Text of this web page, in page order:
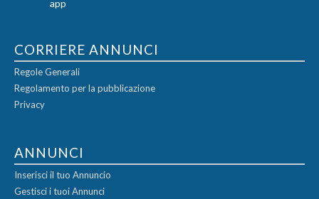
CORRIERE ANNUNCI
Regole Generali
Regolamento per la pubblicazione
Privacy
ANNUNCI
Inserisci il tuo Annuncio
Gestisci i tuoi Annunci